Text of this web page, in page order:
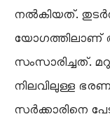
നൽകിയത്.
യോഗത്തിലാണ്
സംസാരിച്ചത്.
നിലവിലുള്ള
സർക്കാരിനെ